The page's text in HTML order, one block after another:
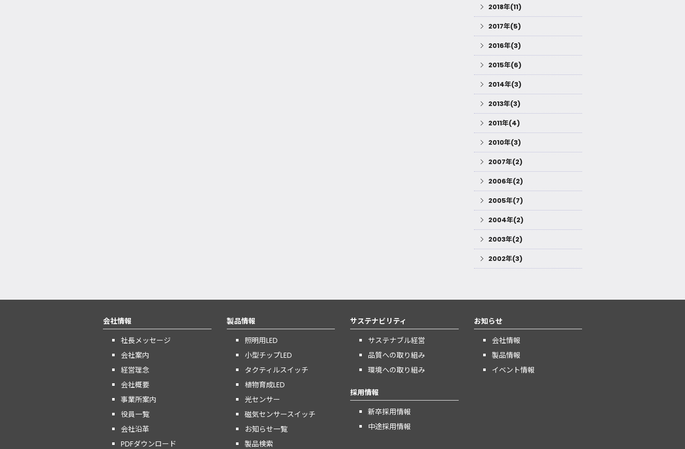
2018年(11)
2017年(5)
2016年(3)
2015年(6)
2014年(3)
2013年(3)
2011年(4)
2010年(3)
2007年(2)
2006年(2)
2005年(7)
2004年(2)
2003年(2)
2002年(3)
会社情報
社長メッセージ
会社案内
経営理念
会社概要
事業所案内
役員一覧
会社沿革
PDFダウンロード
製品情報
照明用LED
小型チップLED
タクティルスイッチ
植物育成LED
光センサー
磁気センサースイッチ
お知らせ一覧
製品検索
サステナビリティ
サステナブル経営
品質への取り組み
環境への取り組み
採用情報
新卒採用情報
中途採用情報
お知らせ
会社情報
製品情報
イベント情報